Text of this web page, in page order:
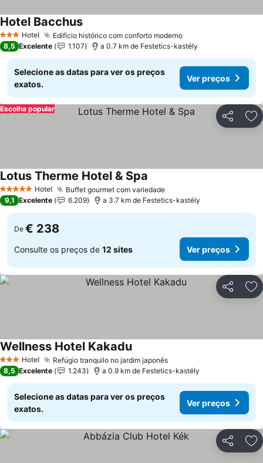
3 EstrelasHotel Edifício histórico com conforto moderno
Hotel Bacchus
8,5 Excelente 1.107 a 0.7 km de Festetics-kastély
Selecione as datas para ver os preços
exatos.
Ver preços
Partilhar
Escolha popular
5 Estrelas Hotel Buffet gourmet com variedade
Lotus Therme Hotel & Spa
9,1 Excelente 6.209 a 3.7 km de Festetics-kastély
De € 238
Consulte os preços de 12 sites Ver preços
Partilhar
3 EstrelasHotel Refúgio tranquilo no jardim japonês
Wellness Hotel Kakadu
8,5 Excelente 1.243 a 0.9 km de Festetics-kastély
Selecione as datas para ver os preços
exatos.
Ver preços
Partilhar